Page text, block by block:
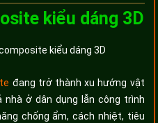
kiểu dáng 3D
kiểu dáng 3D
đang trở thành xu hướng vật
ở dân dụng lẫn công trình
chống ẩm, cách nhiệt, tiêu